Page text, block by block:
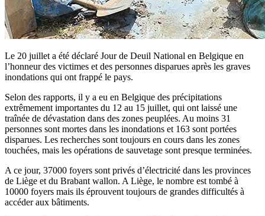
Le 20 juillet a été déclaré Jour de Deuil National en Belgique en
l’honneur des victimes et des personnes disparues après les graves
inondations qui ont frappé le pays.
Selon des rapports, il y a eu en Belgique des précipitations
extrêmement importantes du 12 au 15 juillet, qui ont laissé une
traînée de dévastation dans des zones peuplées. Au moins 31
personnes sont mortes dans les inondations et 163 sont portées
disparues. Les recherches sont toujours en cours dans les zones
touchées, mais les opérations de sauvetage sont presque terminées.
A ce jour, 37000 foyers sont privés d’électricité dans les provinces
de Liège et du Brabant wallon. A Liège, le nombre est tombé à
10000 foyers mais ils éprouvent toujours de grandes difficultés à
accéder aux bâtiments.